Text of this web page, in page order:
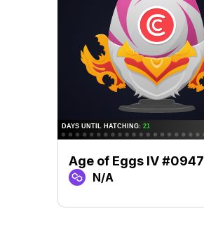
Age of Eggs IV #0947
N/A